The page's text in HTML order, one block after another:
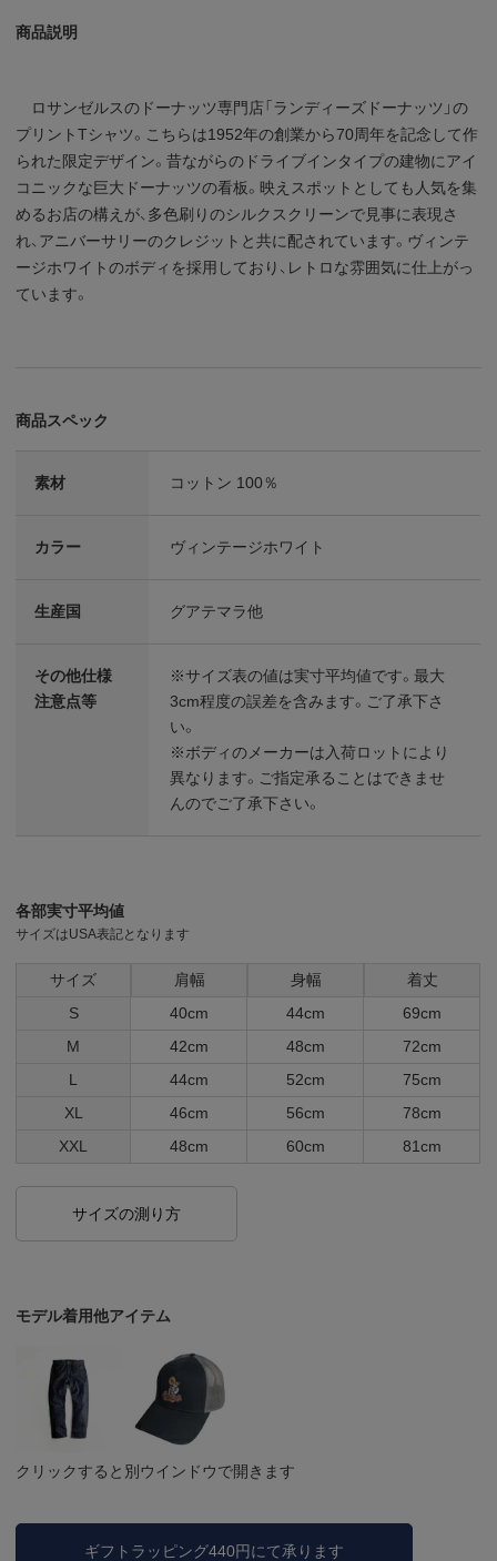
商品説明
ロサンゼルスのドーナッツ専門店「ランディーズドーナッツ」の
プリントTシャツ。こちらは1952年の創業から70周年を記念して作
られた限定デザイン。昔ながらのドライブインタイプの建物にアイ
コニックな巨大ドーナッツの看板。映えスポットとしても人気を集
めるお店の構えが、多色刷りのシルクスクリーンで見事に表現さ
れ、アニバーサリーのクレジットと共に配されています。ヴィンテ
ージホワイトのボディを採用しており、レトロな雰囲気に仕上がっ
ています。
商品スペック
素材 コットン 100％
カラー ヴィンテージホワイト
生産国 グアテマラ他
その他仕様
注意点等
※サイズ表の値は実寸平均値です。最大
3cm程度の誤差を含みます。ご了承下さ
い。
※ボディのメーカーは入荷ロットにより
異なります。ご指定承ることはできませ
んのでご了承下さい。
各部実寸平均値
サイズはUSA表記となります
サイズ 肩幅 身幅
着丈
S
40cm 44cm
69cm
M
42cm 48cm
72cm
L
44cm 52cm
75cm
XL
46cm 56cm
78cm
XXL
48cm 60cm 81cm
サイズの測り方
モデル着用他アイテム
クリックすると別ウインドウで開きます
ギフトラッピング440円にて承ります